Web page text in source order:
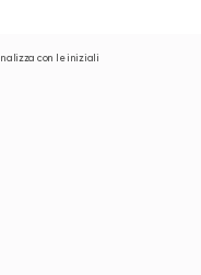
con le iniziali